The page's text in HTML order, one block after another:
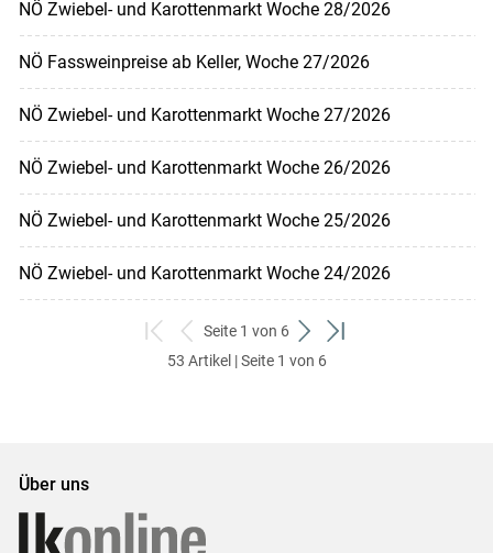
NÖ Zwiebel- und Karottenmarkt Woche 28/2026
NÖ Fassweinpreise ab Keller, Woche 27/2026
NÖ Zwiebel- und Karottenmarkt Woche 27/2026
NÖ Zwiebel- und Karottenmarkt Woche 26/2026
NÖ Zwiebel- und Karottenmarkt Woche 25/2026
NÖ Zwiebel- und Karottenmarkt Woche 24/2026
zum
ersten
zurück
zum
Seite 1 von 6
weiter
zum
zum
53 Artikel | Seite 1 von 6
Über uns